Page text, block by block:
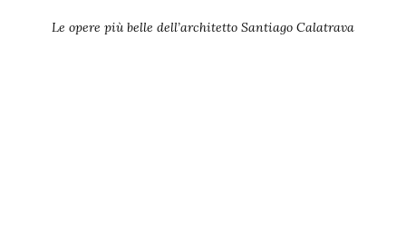
Le opere più belle dell’architetto Santiago Calatrava